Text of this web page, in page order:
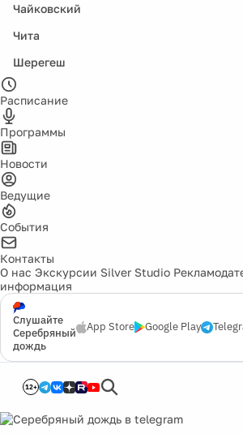
Чайковский
Чита
Шерегеш
Расписание
Программы
Новости
Ведущие
События
Контакты
О нас Экскурсии Silver Studio
информация
Слушайте
Серебряный
дождь
App Store Google Play
12+